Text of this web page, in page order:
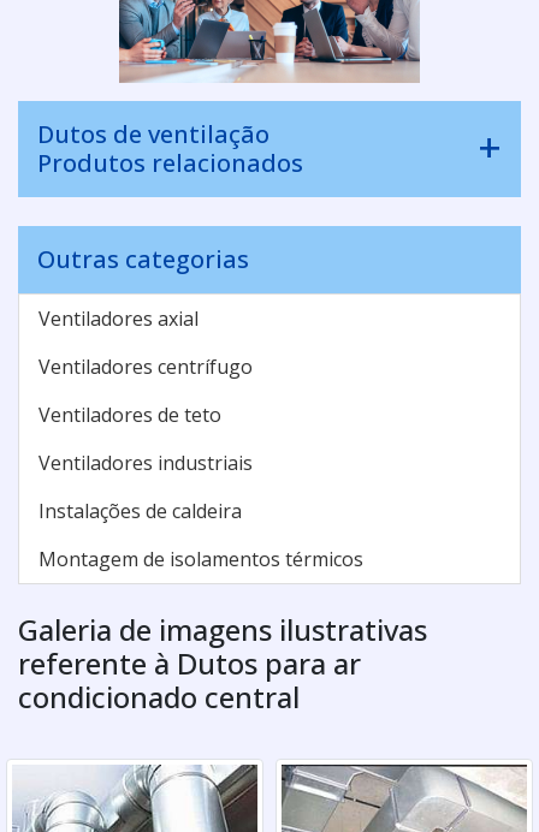
Dutos de ventilação
Produtos relacionados
Outras categorias
Ventiladores axial
Ventiladores centrífugo
Ventiladores de teto
Ventiladores industriais
Instalações de caldeira
Montagem de isolamentos térmicos
Galeria de imagens ilustrativas
referente à Dutos para ar
condicionado central